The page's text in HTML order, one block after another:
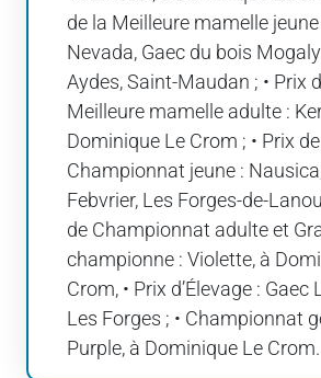
de la Meilleure mamelle
Nevada, Gaec du bois
Aydes, Saint-Maudan ; • Prix
Meilleure mamelle adulte :
Dominique Le Crom ; • Prix de
Championnat jeune :
Febvrier, Les Forges-de-
de Championnat adulte et
championne : Violette, à
Crom, • Prix d’Élevage : Gaec
Les Forges ; • Championnat
Purple, à Dominique Le Crom.